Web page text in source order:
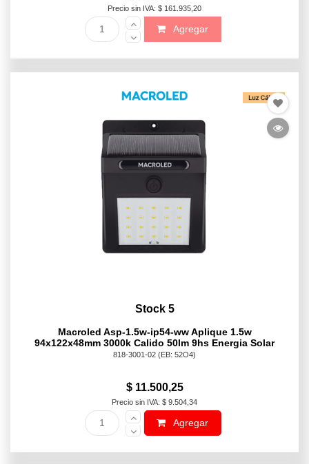
Precio sin IVA: $ 161.935,20
Agregar
Stock 5
Macroled Asp-1.5w-ip54-ww Aplique 1.5w
94x122x48mm 3000k Calido 50lm 9hs Energia Solar
818-3001-02 (EB: 52O4)
$ 11.500,25
Precio sin IVA: $ 9.504,34
Agregar